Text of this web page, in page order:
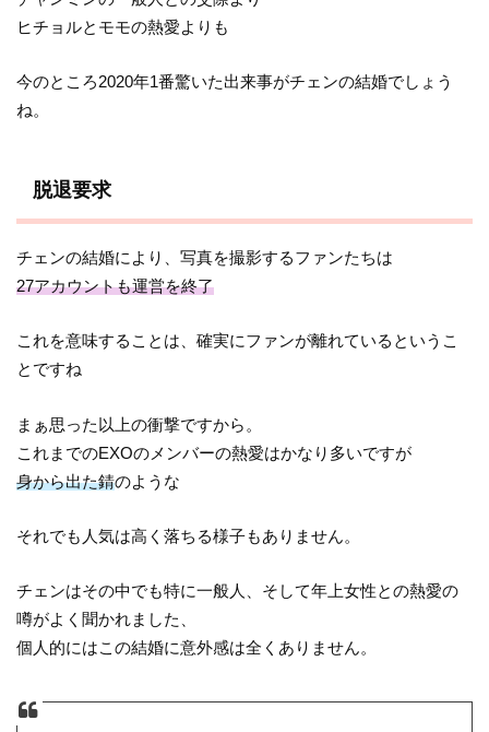
ヒチョルとモモの熱愛よりも
今のところ2020年1番驚いた出来事がチェンの結婚でしょう
ね。
脱退要求
チェンの結婚により、写真を撮影するファンたちは
27アカウントも運営を終了
これを意味することは、確実にファンが離れているというこ
とですね
まぁ思った以上の衝撃ですから。
これまでのEXOのメンバーの熱愛はかなり多いですが
身から出た錆のような
それでも人気は高く落ちる様子もありません。
チェンはその中でも特に一般人、そして年上女性との熱愛の
噂がよく聞かれました、
個人的にはこの結婚に意外感は全くありません。